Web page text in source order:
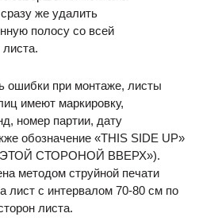
же удалить
полосу со всей
листа.
ошибки при монтаже, листы
имеют маркировку,
номер партии, дату
обозначение «THIS SIDE UP»
«ЭТОЙ СТОРОНОЙ ВВЕРХ»).
методом струйной печати
лист с интервалом 70-80 см по
листа.